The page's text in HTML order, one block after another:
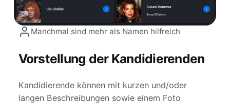
Manchmal sind mehr als Namen hilfreich
Vorstellung der Kandidierenden
Kandidierende können mit kurzen und/oder
langen Beschreibungen sowie einem Foto